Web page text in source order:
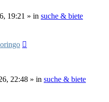
19:21 » in suche & biete
22:48 » in suche & biete